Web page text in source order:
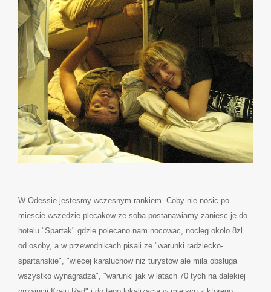
W Odessie jestesmy wczesnym rankiem. Coby nie nosic po
miescie wszedzie plecakow ze soba postanawiamy zaniesc je do
hotelu "Spartak" gdzie polecano nam nocowac, nocleg okolo 8zl
od osoby, a w przewodnikach pisali ze "warunki radziecko-
spartanskie", "wiecej karaluchow niz turystow ale mila obsluga
wszystko wynagradza", "warunki jak w latach 70 tych na dalekiej